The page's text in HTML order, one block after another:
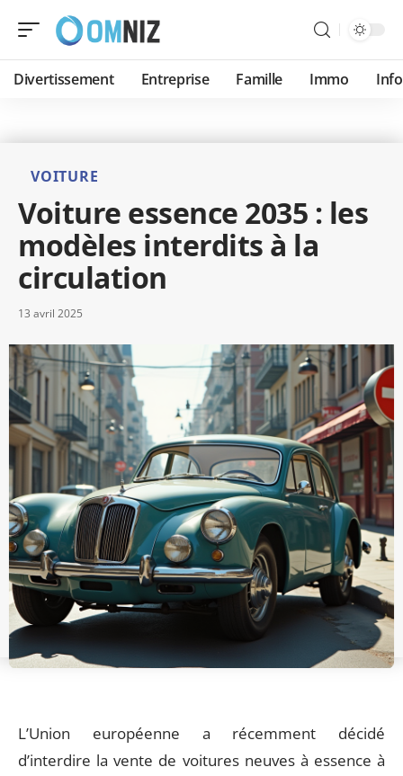
Divertissement Entreprise Famille Immo
VOITURE
Voiture essence 2035 : les
modèles interdits à la
circulation
13 avril 2025
L’Union européenne a récemment décidé
d’interdire la vente de voitures neuves à essence à